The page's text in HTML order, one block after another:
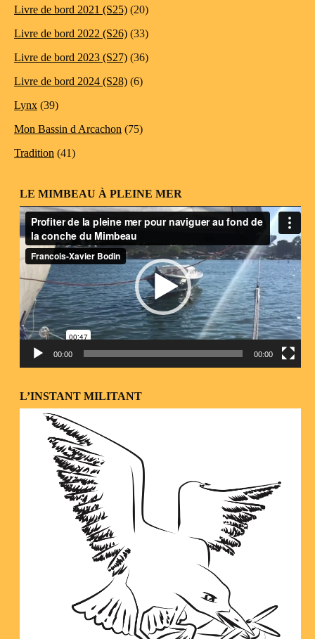
Livre de bord 2021 (S25) (20)
Livre de bord 2022 (S26) (33)
Livre de bord 2023 (S27) (36)
Livre de bord 2024 (S28) (6)
Lynx (39)
Mon Bassin d Arcachon (75)
Tradition (41)
LE MIMBEAU À PLEINE MER
Lecteur
vidéo
00:00 00:00
L’INSTANT MILITANT